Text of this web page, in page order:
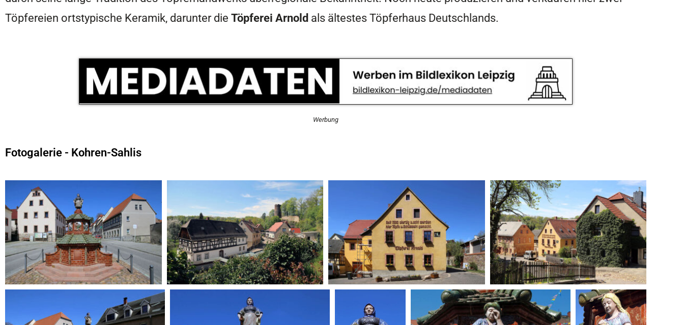
Töpfereien ortstypische Keramik, darunter die Töpferei Arnold als ältestes Töpferhaus Deutschlands.
Werbung
Fotogalerie - Kohren-Sahlis